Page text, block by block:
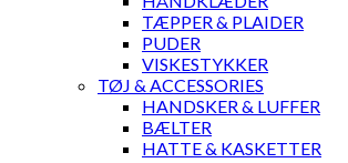
TÆPPER & PLAIDER
PUDER
VISKESTYKKER
TØJ & ACCESSORIES
HANDSKER & LUFFER
BÆLTER
HATTE & KASKETTER